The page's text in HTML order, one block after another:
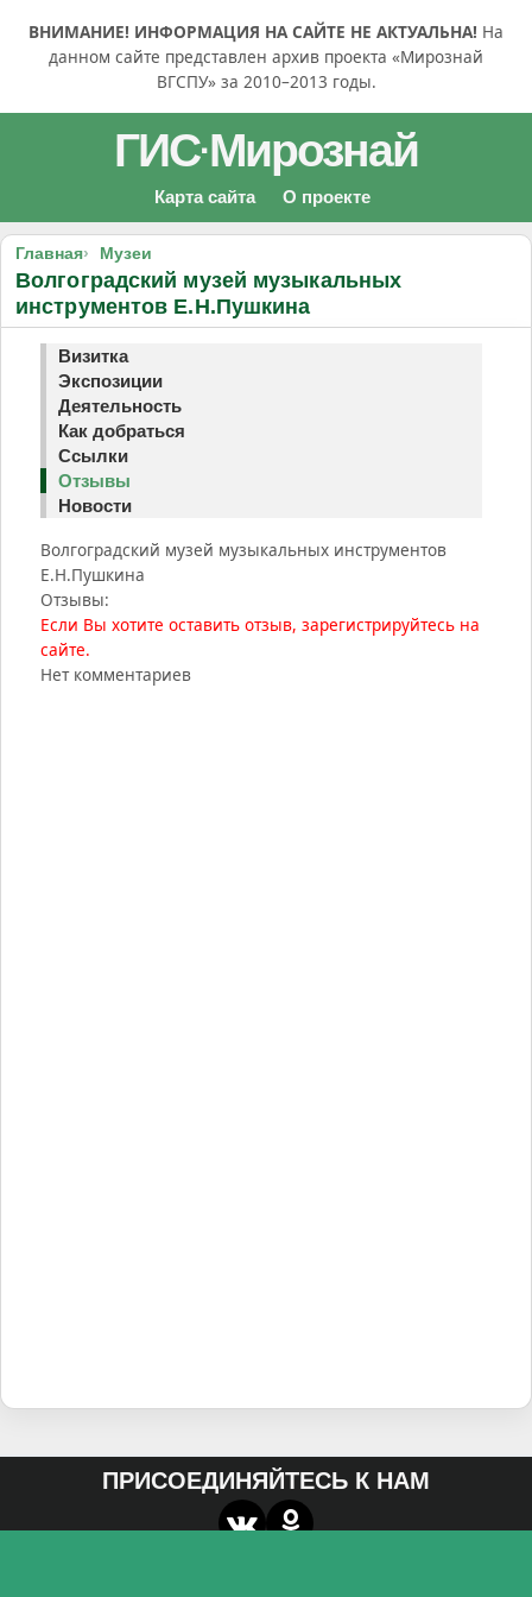
ВНИМАНИЕ! ИНФОРМАЦИЯ НА САЙТЕ НЕ АКТУАЛЬНА! На
данном сайте представлен архив проекта «Мирознай
ВГСПУ» за 2010–2013 годы.
ГИС·Мирознай
Карта сайта О проекте
Главная Музеи
Волгоградский музей музыкальных
инструментов Е.Н.Пушкина
Визитка
Экспозиции
Деятельность
Как добраться
Ссылки
Отзывы
Новости
Волгоградский музей музыкальных инструментов
Е.Н.Пушкина
Отзывы:
Если Вы хотите оставить отзыв, зарегистрируйтесь на
сайте.
Нет комментариев
ПРИСОЕДИНЯЙТЕСЬ К НАМ